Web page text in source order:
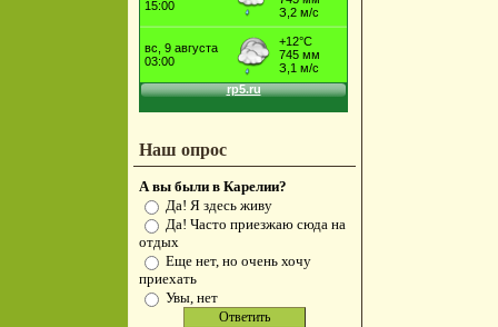
Наш опрос
А вы были в Карелии?
Да! Я здесь живу
Да! Часто приезжаю сюда на
отдых
Еще нет, но очень хочу
приехать
Увы, нет